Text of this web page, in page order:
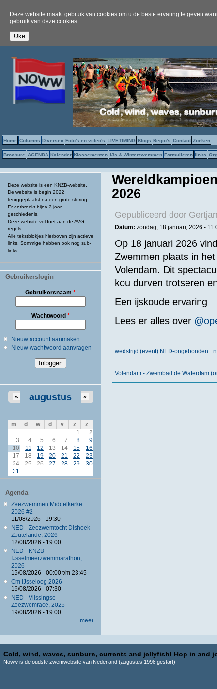
Deze website maakt gebruik van cookies om u de beste ervaring te geven
gebruik van deze cookies.
Home Columns Diversen Foto's en video's LIVETIMING Blogs Regio's Contact Zoeken
Brochure AGENDA Kalender Klassementen IJs & Winterzwemmen Formulieren links
Deze website is een KNZB-website.
De website is begin 2022
teruggeplaatst na een grote storing.
Er ontbreekt bijna 3 jaar
geschiedenis.
Deze website voldoet aan de AVG
regels.
Alle tekstblokjes hierboven zijn actieve
links. Sommige hebben ook nog sub-
links.
Gebruikerslogin
Gebruikersnaam*
Wachtwoord *
Nieuw account aanmaken
Nieuw wachtwoord aanvragen
augustus
« »
m d w d v z
z
1
2
3
4 5 6 7 8
9
10
11 12 13 14 15
16
17
18 19 20 21 22
23
24
25 26 27 28 29
30
31
Agenda
Zeezwemmen Middelkerke
2026 #2
11/08/2026 - 19:30
NED - Zeezwemtocht Dishoek -
Zoutelande, 2026
12/08/2026 - 19:00
NED - KNZB -
IJsselmeerzwemmarathon,
2026
15/08/2026 - 00:00t/m 23:45
Om IJsseloog 2026
16/08/2026 - 07:30
NED - Vlissingse
Zeezwemrace, 2026
19/08/2026 - 19:00
meer
2026
Gepubliceerd door
Datum: zondag, 18 januari, 2026 -
Op 18 januari 2026
Zwemmen plaats in
Volendam. Dit
kou durven trotseren
Een ijskoude ervaring
Lees er alles over
wedstrijd (event) NED-ongebonden
Volendam - Zwembad de Waterdam
Cold, wind, waves, sunburn, currents and jellyfish! Hop in and
Noww is de oudste zwemwebsite van Nederland (augustus 1998 gestart)